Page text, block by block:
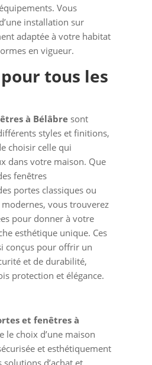
Vous
installation sur
adaptée à votre habitat
en vigueur.
tous les
à Bélâbre sont
styles et finitions,
choisir celle qui
dans votre maison. Que
fenêtres
portes classiques ou
vous trouverez
pour donner à votre
esthétique unique. Ces
conçus pour offrir un
et de durabilité,
protection et élégance.
et fenêtres à
le choix d’une maison
et esthétiquement
solutions d’achat et